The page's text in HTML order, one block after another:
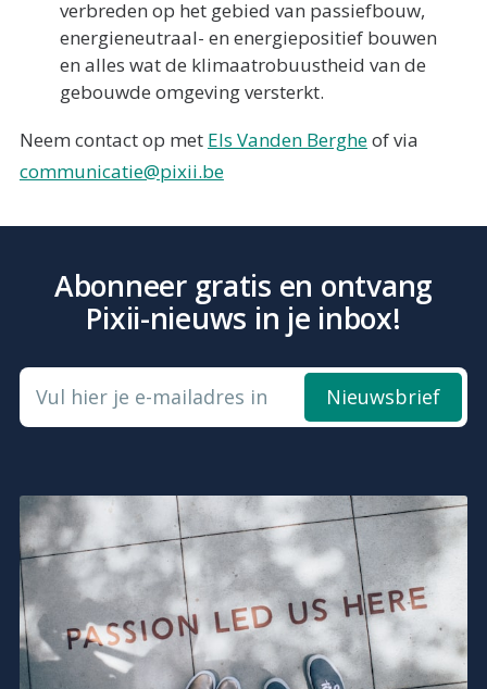
verbreden op het gebied van passiefbouw,
energieneutraal- en energiepositief bouwen
en alles wat de klimaatrobuustheid van de
gebouwde omgeving versterkt.
Neem contact op met Els Vanden Bergheof via
communicatie@pixii.be
Abonneer gratis en ontvang
Pixii-nieuws in je inbox!
Vul hier je e-mailadres in Nieuwsbrief